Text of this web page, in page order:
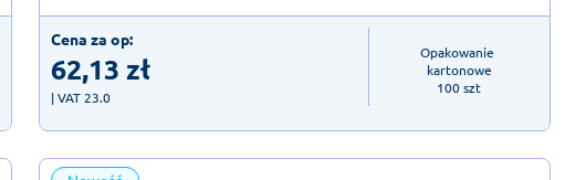
Cena za op:
62,13 zł
| VAT 23.0
Opakowanie
kartonowe
100 szt